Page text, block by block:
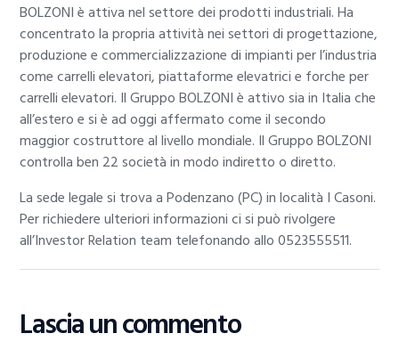
BOLZONI è attiva nel settore dei prodotti industriali. Ha
concentrato la propria attività nei settori di progettazione,
produzione e commercializzazione di impianti per l’industria
come carrelli elevatori, piattaforme elevatrici e forche per
carrelli elevatori. Il Gruppo BOLZONI è attivo sia in Italia che
all’estero e si è ad oggi affermato come il secondo
maggior costruttore al livello mondiale. Il Gruppo BOLZONI
controlla ben 22 società in modo indiretto o diretto.
La sede legale si trova a Podenzano (PC) in località I Casoni.
Per richiedere ulteriori informazioni ci si può rivolgere
all’Investor Relation team telefonando allo 0523555511.
Lascia un commento